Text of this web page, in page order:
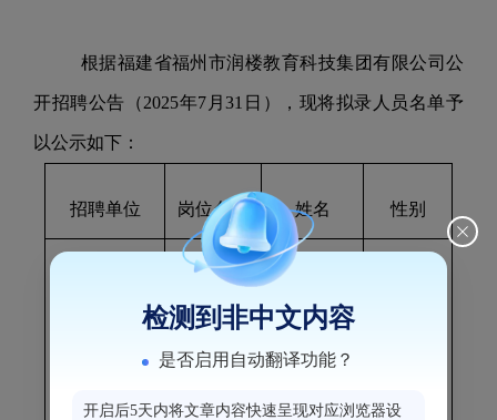
根据福建省福州市润楼教育科技集团有限公司公
开招聘公告（2025年7月31 日），现将拟录人员名单予
以公示如下：
招聘单位 岗位名称 姓名 性别
市润楼教育
科技集团有
限公司
检测到非中文内容
是否启用自动翻译功能？
开启后5天内将文章内容快速呈现对应浏览器设